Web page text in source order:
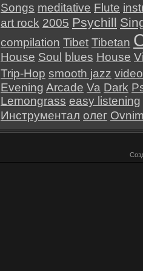
Songs meditative Flute
art rock 2005 Psychill
compilation Tibet Tibetan
House Soul blues House
Trip-Hop smooth jazz video
Evening Arcade Va Dark
Lemongrass easy listening
Инструментал олег